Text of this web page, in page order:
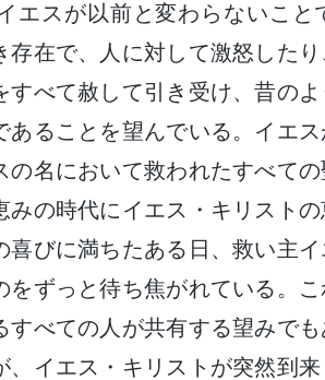
エスが以前と変わらないこと
存在で、人に対して激怒した
すべて赦して引き受け、昔の
あることを望んでいる。イエ
の名において救われたすべて
みの時代にイエス・キリスト
喜びに満ちたある日、救い主
をずっと待ち焦がれている。
すべての人が共有する望みで
、イエス・キリストが突然到